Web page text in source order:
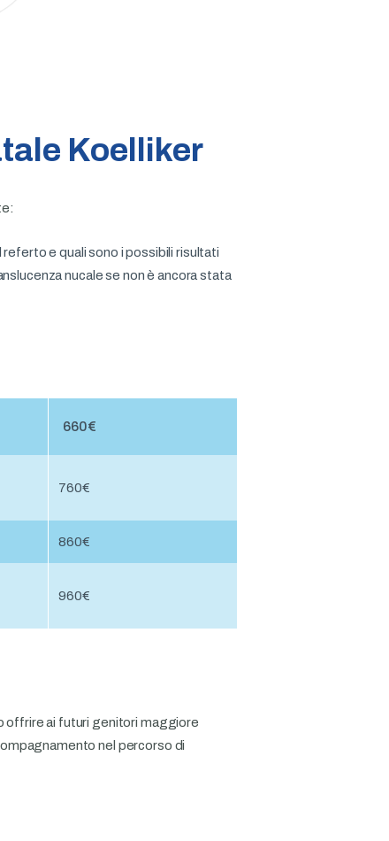
Koelliker
e quali sono i possibili risultati
nucale se non è ancora stata
660€
760€
860€
960€
offrire ai futuri genitori maggiore
nel percorso di